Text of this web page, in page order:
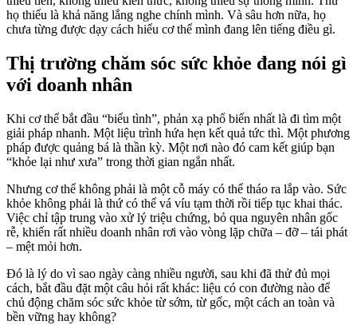
họ thiếu là khả năng lắng nghe chính mình. Và sâu hơn nữa, họ
chưa từng được dạy cách hiểu cơ thể mình đang lên tiếng điều gì.
Thị trường chăm sóc sức khỏe đang nói gì
với doanh nhân
Khi cơ thể bắt đầu “biểu tình”, phản xạ phổ biến nhất là đi tìm một
giải pháp nhanh. Một liệu trình hứa hẹn kết quả tức thì. Một phương
pháp được quảng bá là thần kỳ. Một nơi nào đó cam kết giúp bạn
“khỏe lại như xưa” trong thời gian ngắn nhất.
Nhưng cơ thể không phải là một cỗ máy có thể tháo ra lắp vào. Sức
khỏe không phải là thứ có thể vá víu tạm thời rồi tiếp tục khai thác.
Việc chỉ tập trung vào xử lý triệu chứng, bỏ qua nguyên nhân gốc
rễ, khiến rất nhiều doanh nhân rơi vào vòng lặp chữa – đỡ – tái phát
– mệt mỏi hơn.
Đó là lý do vì sao ngày càng nhiều người, sau khi đã thử đủ mọi
cách, bắt đầu đặt một câu hỏi rất khác: liệu có con đường nào để
chủ động chăm sóc sức khỏe từ sớm, từ gốc, một cách an toàn và
bền vững hay không?